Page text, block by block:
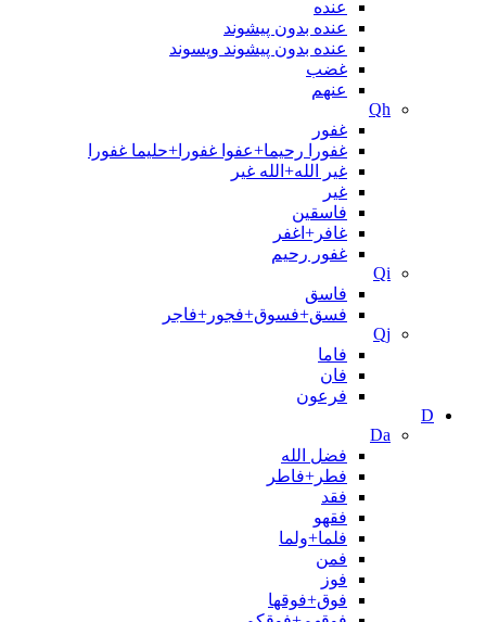
عنده
عنده بدون پیشوند
عنده بدون پیشوند وپسوند
غضب
عنهم
Qh
غفور
غفورا رحیما+عفوا غفورا+حلیما غفورا
غیر الله+الله غیر
غیر
فاسقین
غافر+اغفر
غفور رحيم
Qi
فاسق
فسق+فسوق+فجور+فاجر
Qj
فاما
فان
فرعون
D
Da
فضل الله
فطر+فاطر
فقد
فقهو
فلما+ولما
فمن
فوز
فوق+فوقها